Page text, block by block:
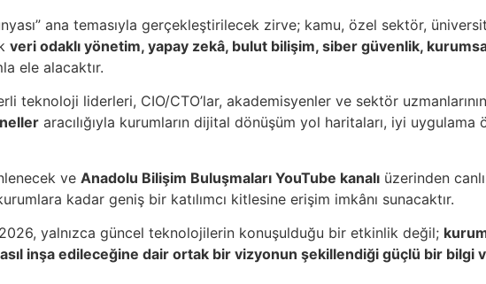
ana temasıyla gerçekleştirilecek zirve; kamu, özel sektör,
veri odaklı yönetim, yapay zekâ, bulut bilişim, siber güvenlik,
ele alacaktır.
liderleri, CIO/CTO’lar, akademisyenler ve sektör
aracılığıyla kurumların dijital dönüşüm yol haritaları, iyi
ve Anadolu Bilişim Buluşmaları YouTube kanalı üzerinden
kadar geniş bir katılımcı kitlesine erişim imkânı sunacaktır.
yalnızca güncel teknolojilerin konuşulduğu bir etkinlik değil;
inşa edileceğine dair ortak bir vizyonun şekillendiği güçlü bir bilgi